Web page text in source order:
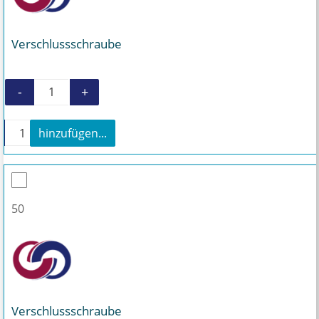
Verschlussschraube
Verschlussschraube Menge
- +
Verschlussschraube Menge
+
hinzufügen...
50
Verschlussschraube